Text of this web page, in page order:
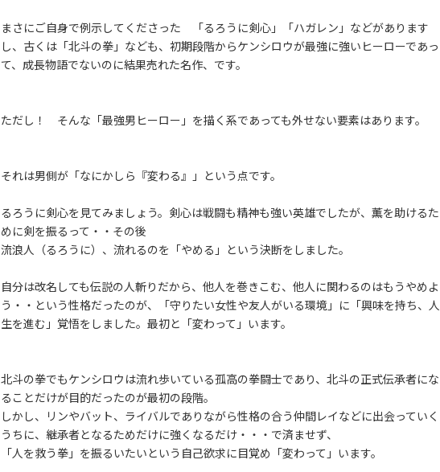
まさにご自身で例示してくださった 「るろうに剣心」「ハガレン」などがあります
し、古くは「北斗の拳」なども、初期段階からケンシロウが最強に強いヒーローであっ
て、成長物語でないのに結果売れた名作、です。
ただし！ そんな「最強男ヒーロー」を描く系であっても外せない要素はあります。
それは男側が「なにかしら『変わる』」という点です。
るろうに剣心を見てみましょう。剣心は戦闘も精神も強い英雄でしたが、薫を助けるた
めに剣を振るって・・その後
流浪人（るろうに）、流れるのを「やめる」という決断をしました。
自分は改名しても伝説の人斬りだから、他人を巻きこむ、他人に関わるのはもうやめよ
う・・という性格だったのが、「守りたい女性や友人がいる環境」に「興味を持ち、人
生を進む」覚悟をしました。最初と「変わって」います。
北斗の拳でもケンシロウは流れ歩いている孤高の拳闘士であり、北斗の正式伝承者にな
ることだけが目的だったのが最初の段階。
しかし、リンやバット、ライバルでありながら性格の合う仲間レイなどに出会っていく
うちに、継承者となるためだけに強くなるだけ・・・で済ませず、
「人を救う拳」を振るいたいという自己欲求に目覚め「変わって」います。